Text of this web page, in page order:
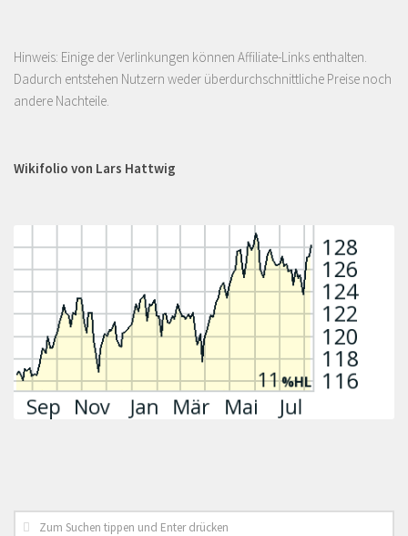
Hinweis: Einige der Verlinkungen können Affiliate-Links enthalten.
Dadurch entstehen Nutzern weder überdurchschnittliche Preise noch
andere Nachteile.
Wikifolio von Lars Hattwig